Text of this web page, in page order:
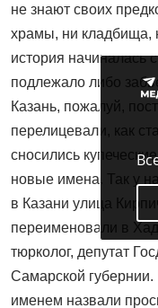
не знают своих
храмы, ни кладбища,
история начиналась
подлежало либо
Казань, пожалуй,
перелицевали, как
сносились
новые имена. Так у
в Казани улица
переименовали в
тюрколог, депутат
Самарской
именем назвали